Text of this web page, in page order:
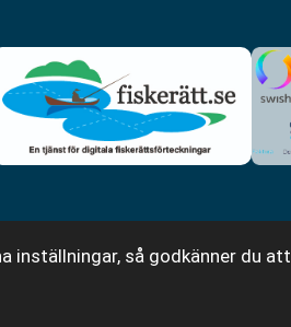
inställningar, så godkänner du att